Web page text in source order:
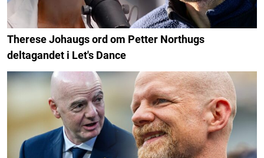
Therese Johaugs ord om Petter Northugs
deltagandet i Let's Dance